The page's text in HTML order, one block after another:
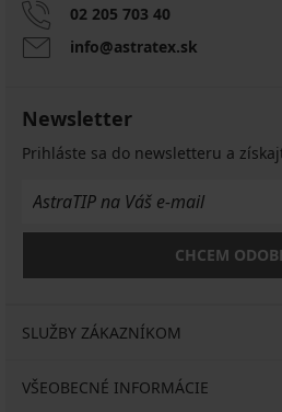
02 205 703 40
info@astratex.sk
Newsletter
Prihláste sa do newsletteru a
CHCEM
SLUŽBY ZÁKAZNÍKOM
VŠEOBECNÉ INFORMÁCIE